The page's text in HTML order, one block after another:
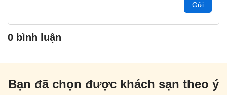
Gửi
0 bình luận
Bạn đã chọn được khách sạn theo ý